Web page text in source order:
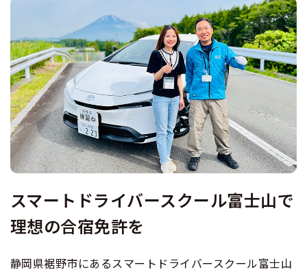
中型二種
大型二種
お気に入りの教習所
合宿費用のお支払いについて
合宿免許に必要な持ち物
合宿免許 体験談・口コミ
合宿免許 よくある質問
まるわかり！合宿免許Q＆A
全国の運転免許試験場(免許センター)
本免学科試験問題に挑戦
特定商取引法に基づく表示
大型二輪 準中型車
中型車 大型車
大特 けん引
普通二種 中型二種
スマートドライバースクール富士山で
理想の合宿免許を
静岡県裾野市にあるスマートドライバースクール富士山